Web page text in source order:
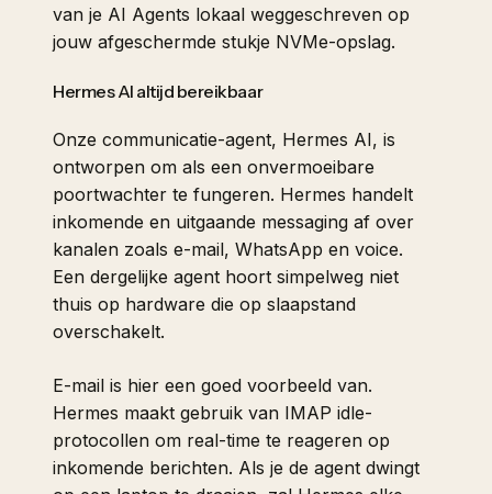
van je AI Agents lokaal weggeschreven op
jouw afgeschermde stukje NVMe-opslag.
Hermes AI altijd bereikbaar
Onze communicatie-agent, Hermes AI, is
ontworpen om als een onvermoeibare
poortwachter te fungeren. Hermes handelt
inkomende en uitgaande messaging af over
kanalen zoals e-mail, WhatsApp en voice.
Een dergelijke agent hoort simpelweg niet
thuis op hardware die op slaapstand
overschakelt.
E-mail is hier een goed voorbeeld van.
Hermes maakt gebruik van IMAP idle-
protocollen om real-time te reageren op
inkomende berichten. Als je de agent dwingt